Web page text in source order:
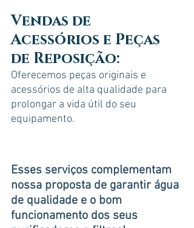
Vendas de
Acessórios e Peças
de Reposição:
Oferecemos peças originais e
acessórios de alta qualidade para
prolongar a vida útil do seu
equipamento.
Esses serviços complementam
nossa proposta de garantir água
de qualidade e o bom
funcionamento dos seus